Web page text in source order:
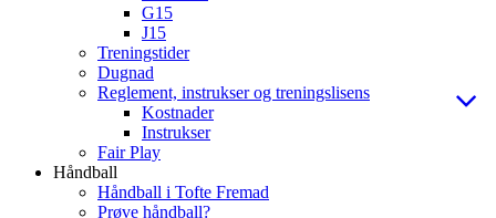
G15
J15
Treningstider
Dugnad
Reglement, instrukser og treningslisens
Kostnader
Instrukser
Fair Play
Håndball
Håndball i Tofte Fremad
Prøve håndball?